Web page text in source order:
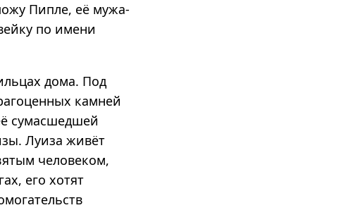
Пипле, её мужа-
по имени
дома. Под
камней
сумасшедшей
Луиза живёт
человеком,
его хотят